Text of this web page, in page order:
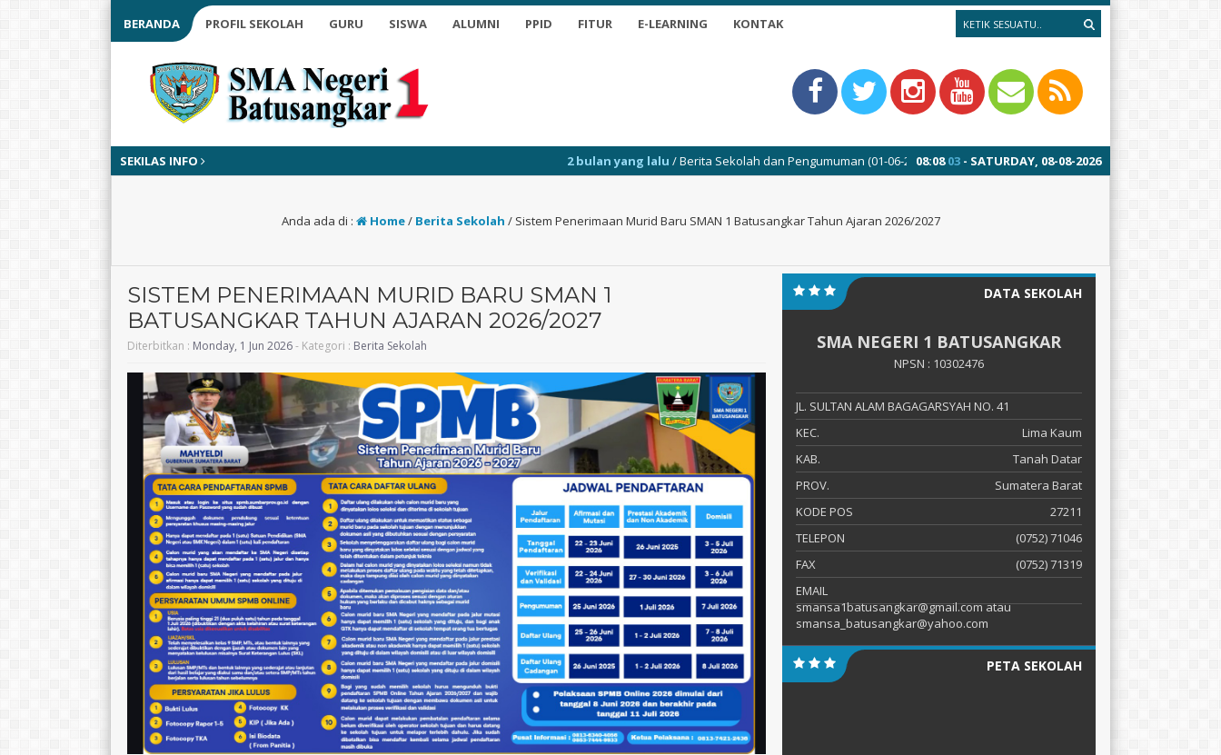
BERANDA PROFIL SEKOLAH GURU SISWA ALUMNI PPID FITUR E-LEARNING KONTAK
SEKILAS INFO 08:08 03 - SATURDAY, 08-08-2026
2 bulan yang lalu/ Berita Sekolah dan Pengumuman (01-06-2026) : Sistem Penerimaan Murid Baru (SPMB) SMAN 1
Anda ada di : Home/ Berita Sekolah / Sistem Penerimaan Murid Baru SMAN 1 Batusangkar Tahun Ajaran 2026/2027
SISTEM PENERIMAAN MURID BARU SMAN 1
BATUSANGKAR TAHUN AJARAN 2026/2027
Diterbitkan : Monday, 1 Jun 2026- Kategori : Berita Sekolah
DATA SEKOLAH
SMA NEGERI 1 BATUSANGKAR
NPSN : 10302476
JL. SULTAN ALAM BAGAGARSYAH NO. 41
KEC.
Lima Kaum
KAB.
Tanah Datar
PROV.
Sumatera Barat
KODE POS
27211
TELEPON
(0752) 71046
FAX
(0752) 71319
EMAIL
smansa1batusangkar@gmail.com atau
smansa_batusangkar@yahoo.com
PETA SEKOLAH